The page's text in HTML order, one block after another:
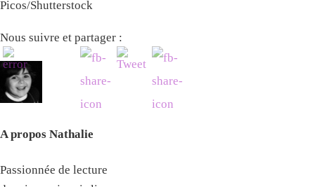
Picos/Shutterstock
Nous suivre et partager :
A propos Nathalie
Passionnée de lecture